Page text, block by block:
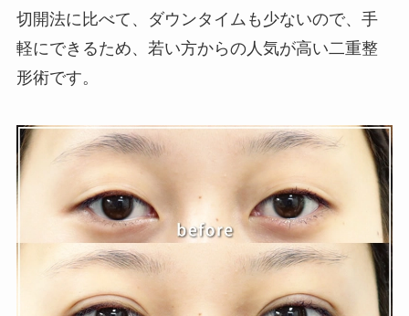
切開法に比べて、ダウンタイムも少ないので、手
軽にできるため、若い方からの人気が高い二重整
形術です。